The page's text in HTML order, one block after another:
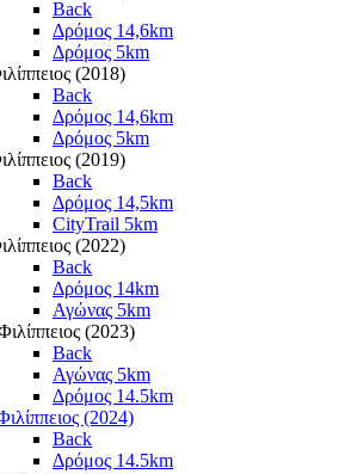
Back
Δρόμος 14,6km
Δρόμος 5km
(2018)
Back
Δρόμος 14,6km
Δρόμος 5km
(2019)
Back
Δρόμος 14,5km
CityTrail 5km
(2022)
Back
Δρόμος 14km
Αγώνας 5km
(2023)
Back
Αγώνας 5km
Δρόμος 14.5km
(2024)
Back
Δρόμος 14.5km